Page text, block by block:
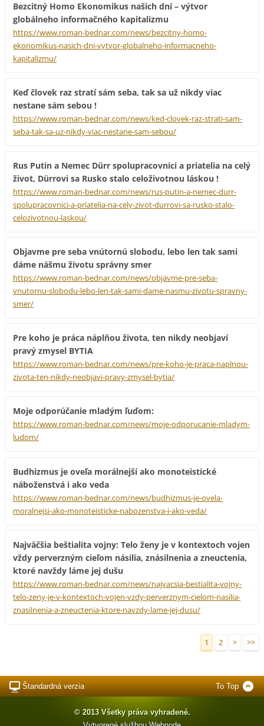
Bezcitný Homo Ekonomikus našich dní – výtvor
globálneho informačného kapitalizmu
https://www.roman-bednar.com/news/bezcitny-homo-
ekonomikus-nasich-dni-vytvor-globalneho-informacneho-
kapitalizmu/
Keď človek raz stratí sám seba, tak sa už nikdy viac
nestane sám sebou !
https://www.roman-bednar.com/news/ked-clovek-raz-strati-sam-
seba-tak-sa-uz-nikdy-viac-nestane-sam-sebou/
Rus Putin a Nemec Dürr spolupracovnici a priatelia na celý
život, Dürrovi sa Rusko stalo celoživotnou láskou !
https://www.roman-bednar.com/news/rus-putin-a-nemec-durr-
spolupracovnici-a-priatelia-na-cely-zivot-durrovi-sa-rusko-stalo-
celozivotnou-laskou/
Objavme pre seba vnútornú slobodu, lebo len tak sami
dáme nášmu životu správny smer
https://www.roman-bednar.com/news/objavme-pre-seba-
vnutornu-slobodu-lebo-len-tak-sami-dame-nasmu-zivotu-spravny-
smer/
Pre koho je práca náplňou života, ten nikdy neobjaví
pravý zmysel BYTIA
https://www.roman-bednar.com/news/pre-koho-je-praca-naplnou-
zivota-ten-nikdy-neobjavi-pravy-zmysel-bytia/
Moje odporúčanie mladým ľuďom:
https://www.roman-bednar.com/news/moje-odporucanie-mladym-
ludom/
Budhizmus je oveľa morálnejší ako monoteistické
náboženstvá i ako veda
https://www.roman-bednar.com/news/budhizmus-je-ovela-
moralnejsi-ako-monoteisticke-nabozenstva-i-ako-veda/
Najväčšia beštialita vojny: Telo ženy je v kontextoch vojen
vždy perverzným cieľom násilia, znásilnenia a zneuctenia,
ktoré navždy láme jej dušu
https://www.roman-bednar.com/news/najvacsia-bestialita-vojny-
telo-zeny-je-v-kontextoch-vojen-vzdy-perverznym-cielom-nasilia-
znasilnenia-a-zneuctenia-ktore-navzdy-lame-jej-dusu/
1 2 > >>
Štandardná verzia To Top
© 2013 Všetky práva vyhradené.